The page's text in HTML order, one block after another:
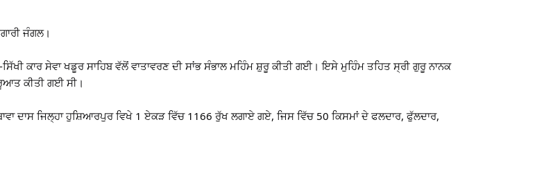
ਜੰਗਲ।
ਕਾਰ ਸੇਵਾ ਖਡੂਰ ਸਾਹਿਬ ਵੱਲੋਂ ਵਾਤਾਵਰਣ ਦੀ ਸਾਂਭ ਸੰਭਾਲ ਮਹਿੰਮ ਸ਼ੁਰੂ ਕੀਤੀ ਗਈ। ਇਸੇ ਮੁਹਿੰਮ ਤਹਿਤ ਸ੍ਰੀ ਗੁਰੂ ਨਾਨਕ
ਕੀਤੀ ਗਈ ਸੀ।
ਦਾਸ ਜਿਲ੍ਹਾ ਹੁਸ਼ਿਆਰਪੁਰ ਵਿਖੇ 1 ਏਕੜ ਵਿੱਚ 1166 ਰੁੱਖ ਲਗਾਏ ਗਏ, ਜਿਸ ਵਿੱਚ 50 ਕਿਸਮਾਂ ਦੇ ਫਲਦਾਰ, ਫੁੱਲਦਾਰ,